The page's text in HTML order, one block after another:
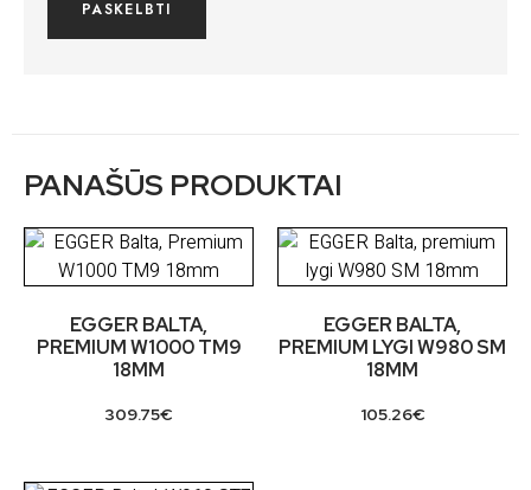
PANAŠŪS PRODUKTAI
EGGER BALTA,
PREMIUM W1000 TM9
18MM
309.75€
EGGER BALTA,
PREMIUM LYGI W980 SM
18MM
105.26€